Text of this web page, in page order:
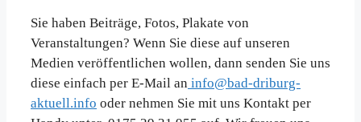
Sie haben Beiträge, Fotos, Plakate von
Veranstaltungen? Wenn Sie diese auf unseren
Medien veröffentlichen wollen, dann senden Sie uns
diese einfach per E-Mail an info@bad-driburg-
aktuell.info oder nehmen Sie mit uns Kontakt per